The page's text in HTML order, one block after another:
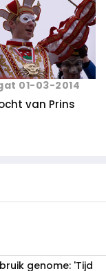
01-03-2014
van Prins
genome: 'Tijd